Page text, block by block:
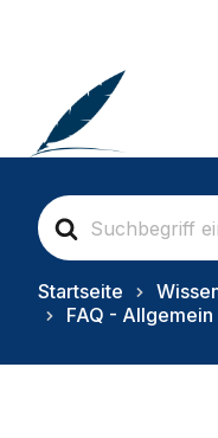
S
e
a
c
o
Startseite
FAQ - Allgemein